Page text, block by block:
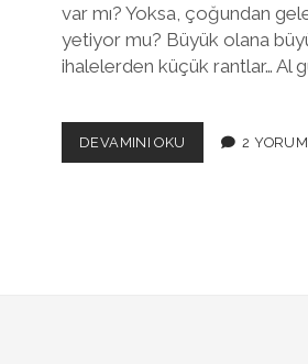
var mı? Yoksa, çoğundan
yetiyor mu? Büyük olana
ihalelerden küçük rantlar… Al
DEVAMINI OKU PARTILERIN
YEREL
2 YORUM